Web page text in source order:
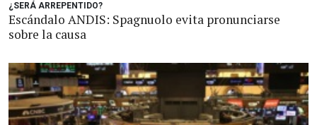
¿SERÁ ARREPENTIDO?
Escándalo ANDIS: Spagnuolo evita pronunciarse
sobre la causa